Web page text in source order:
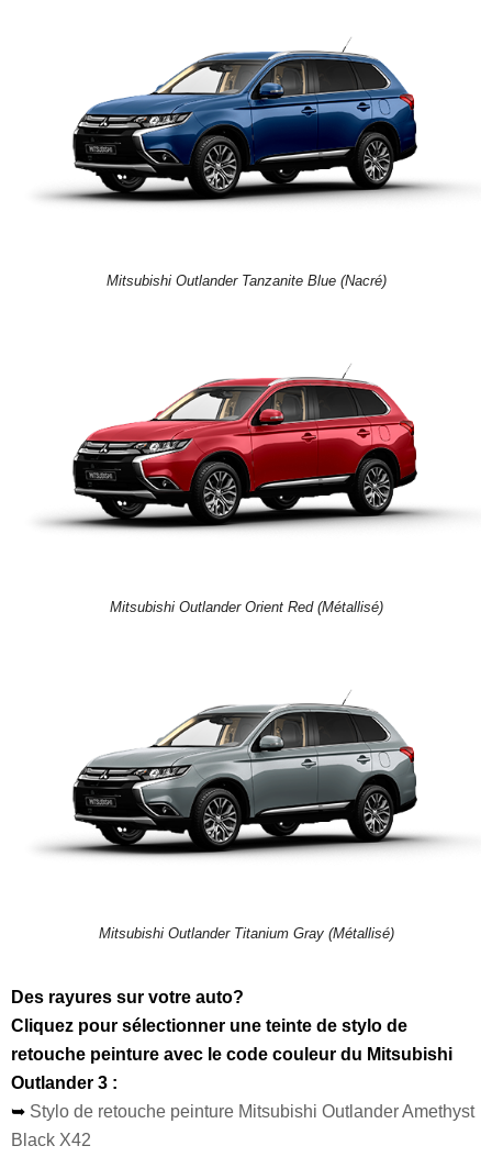
Mitsubishi Outlander Tanzanite Blue (Nacré)
Mitsubishi Outlander Orient Red (Métallisé)
Mitsubishi Outlander Titanium Gray (Métallisé)
Des rayures sur votre auto?
Cliquez pour sélectionner une teinte de stylo de
retouche peinture avec le code couleur du Mitsubishi
Outlander 3 :
➥ Stylo de retouche peinture Mitsubishi Outlander Amethyst
Black X42